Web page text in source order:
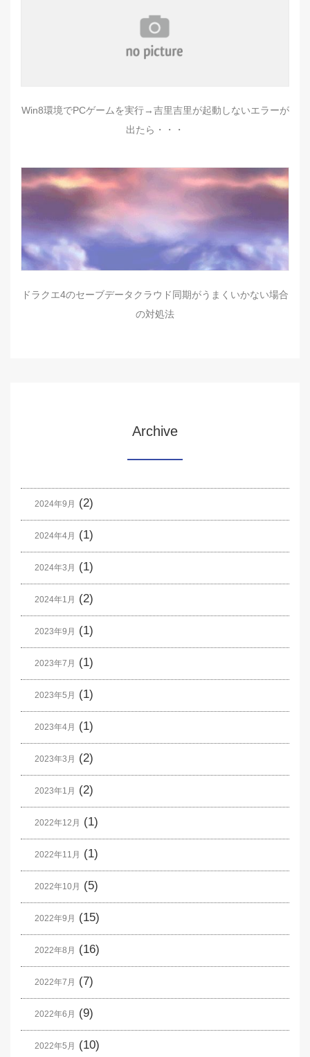
Win8環境でPCゲームを実行→吉里吉里が起動しないエラーが
出たら・・・
ドラクエ4のセーブデータクラウド同期がうまくいかない場合
の対処法
Archive
2024年9月 (2)
2024年4月 (1)
2024年3月 (1)
2024年1月 (2)
2023年9月 (1)
2023年7月 (1)
2023年5月 (1)
2023年4月 (1)
2023年3月 (2)
2023年1月 (2)
2022年12月 (1)
2022年11月 (1)
2022年10月 (5)
2022年9月 (15)
2022年8月 (16)
2022年7月 (7)
2022年6月 (9)
2022年5月 (10)